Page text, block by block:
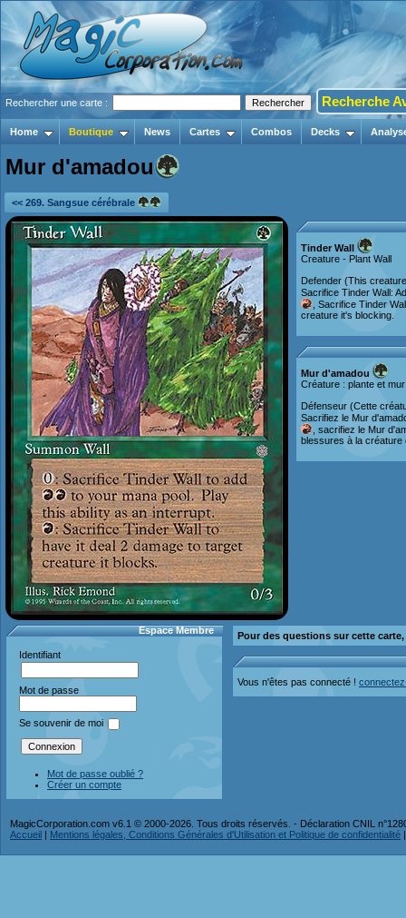
Rechercher une carte : Recherche
Home Boutique News Cartes Combos Decks
Mur d'amadou
<< 269. Sangsue cérébrale
Tinder Wall
Creature - Plant Wall
Defender (This
Sacrifice Tinder Wall:
, Sacrifice Tinder
creature it's blocking.
Mur d'amadou
Créature : plante et mur
Défenseur (Cette
Sacrifiez le Mur
, sacrifiez le Mur
blessures à la créature
Espace Membre
Identifiant
Mot de passe
Se souvenir de moi
Mot de passe oublié ?
Créer un compte
Pour des questions sur cette
Vous n'êtes pas connecté !
MagicCorporation.com v6.1 © 2000-2026. Tous droits réservés. - Déclaration CNIL
Accueil | Mentions légales, Conditions Générales d'Utilisation et Politique de confidentialité